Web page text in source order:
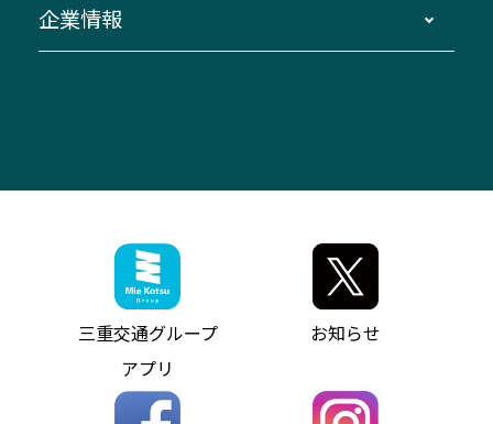
伊勢二見鳥羽周遊バスCANばす
「みえブルーライン」（三重大学病院直通バ
神都ライナー
ミジュマルのラッピングバス（鈴鹿管内）
参宮バス
神都バス
パールシャトル
バス情報の見える化
桑名・長島温泉・金城ふ頭駅～中部国際空港
（休止中）
お客様駐車場のご案内
アイコンの説明
インターネット予約
よくあるご質問
お問い合わせ
美し国周遊ばす
自家用自動車車両運行管理
ザ・バスコレクション三重交通バスセット
三重交通公式グッズ
企業情報
ファンコーナー
お問い合わせ
お知らせ・最新情報一覧
ニュースリリース
お問い合わせ
三重交通グループ
アプリ
お知らせ